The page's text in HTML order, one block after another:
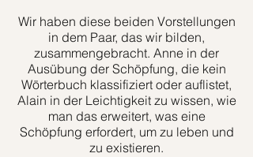
Wir haben diese beiden Vorstellungen
in dem Paar, das wir bilden,
zusammengebracht. Anne in der
Ausübung der Schöpfung, die kein
Wörterbuch klassifiziert oder auflistet,
Alain in der Leichtigkeit zu wissen, wie
man das erweitert, was eine
Schöpfung erfordert, um zu leben und
zu existieren.